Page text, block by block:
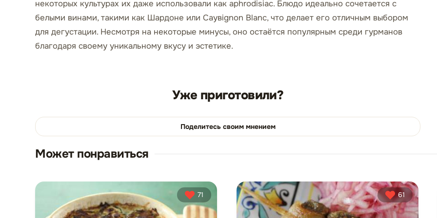
некоторых культурах их даже использовали как aphrodisiac. Блюдо идеально сочетается с
белыми винами, такими как Шардоне или Саувignon Blanc, что делает его отличным выбором
для дегустации. Несмотря на некоторые минусы, оно остаётся популярным среди гурманов
благодаря своему уникальному вкусу и эстетике.
Уже приготовили?
Поделитесь своим мнением
Может понравиться
71 61